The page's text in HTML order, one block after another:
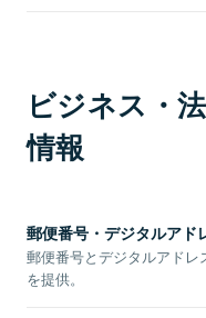
ビジネス・
情報
郵便番号・デジタルアド
郵便番号とデジタルアド
を提供。